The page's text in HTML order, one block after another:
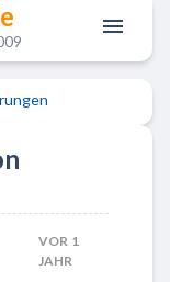
VOR 1
JAHR